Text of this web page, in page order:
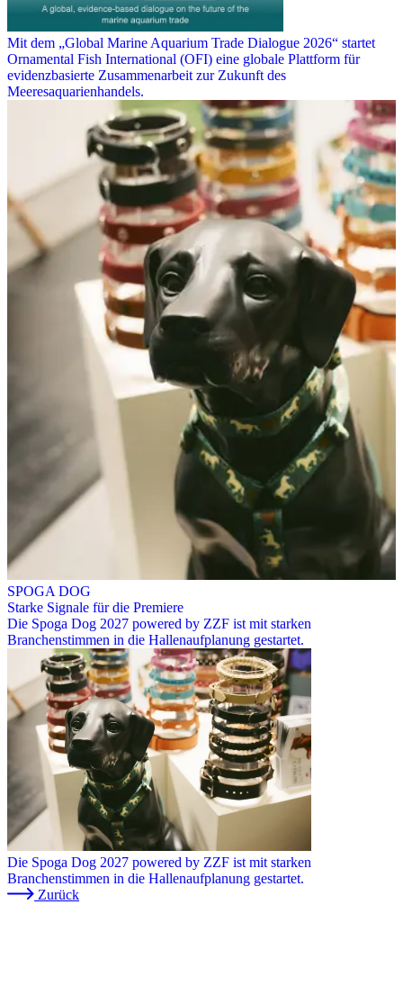
Mit dem „Global Marine Aquarium Trade Dialogue 2026“ startet
Ornamental Fish International (OFI) eine globale Plattform für
evidenzbasierte Zusammenarbeit zur Zukunft des
Meeresaquarienhandels.
SPOGA DOG
Starke Signale für die Premiere
Die Spoga Dog 2027 powered by ZZF ist mit starken
Branchenstimmen in die Hallenaufplanung gestartet.
Die Spoga Dog 2027 powered by ZZF ist mit starken
Branchenstimmen in die Hallenaufplanung gestartet.
Zurück